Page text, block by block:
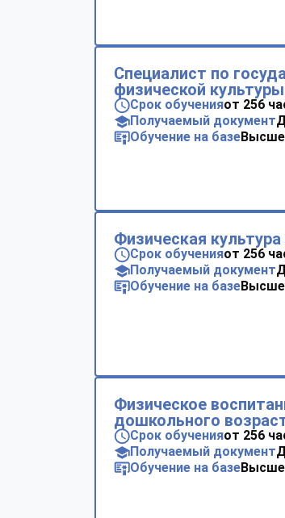
Специалист по
физической
Срок обученияот 256
Получаемый документ
Обучение на базе
Физическая
Срок обученияот 256
Получаемый документ
Обучение на базе
Физическое
дошкольного
Срок обученияот 256
Получаемый документ
Обучение на базе